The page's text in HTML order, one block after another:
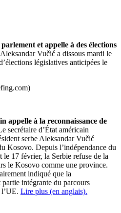
et appelle à des élections
Vučić a dissous mardi le
législatives anticipées le
)
appelle à la reconnaissance de
secrétaire d’État américain
serbe Aleksandar Vučić
Kosovo. Depuis l’indépendance du
le 17 février, la Serbie refuse de la
le Kosovo comme une province.
indiqué que la
intégrante du parcours
Lire plus (en anglais).